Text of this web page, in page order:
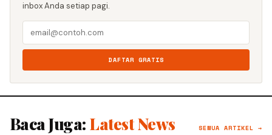
inbox Anda setiap pagi.
DAFTAR GRATIS
Baca Juga: Latest News SEMUA ARTIKEL →